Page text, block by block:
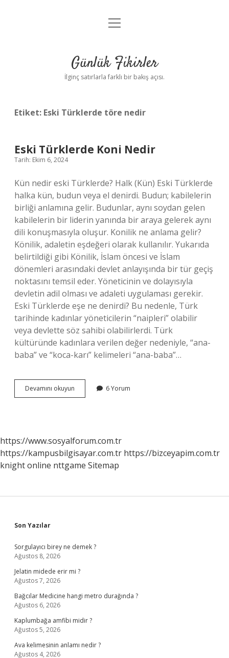
Anasayfa
Yasal Uyarı
menüyü
Günlük Fikirler
İlginç satırlarla farklı bir bakış açısı.
Etiket: Eski Türklerde töre nedir
Eski Türklerde Koni Nedir
Tarih: Ekim 6, 2024
Kün nedir eski Türklerde? Halk (Kün) Eski Türklerde
halka kün, budun veya el denirdi. Budun; kabilelerin
birliği anlamına gelir. Budunlar, aynı soydan gelen
kabilelerin bir liderin yanında bir araya gelerek aynı
dili konuşmasıyla oluşur. Konilik ne anlama gelir?
Könilik, adaletin eşdeğeri olarak kullanılır. Yukarıda
belirtildiği gibi Könilik, İslam öncesi ve İslam
dönemleri arasındaki devlet anlayışında bir tür geçiş
noktasını temsil eder. Yöneticinin ve dolayısıyla
devletin adil olması ve adaleti uygulaması gerekir.
Eski Türklerde eşe ne denirdi? Bu nedenle, Türk
tarihinde kadınlar yöneticilerin “naipleri” olabilir
veya devlette söz sahibi olabilirlerdi. Türk
kültüründe kadınlara verilen değer nedeniyle, “ana-
baba” ve “koca-karı” kelimeleri “ana-baba”…
Devamını okuyun
Türklerde
6 Yorum
https://www.sosyalforum.com.tr
https://kampusbilgisayar.com.tr https://bizceyapim.com.tr
knight online nttgame Sitemap
Sidebar
Son Yazılar
Sorgulayıcı birey ne demek ?
Ağustos 8, 2026
Jelatin midede erir mi ?
Ağustos 7, 2026
Bağcılar Medicine hangi metro durağında ?
Ağustos 6, 2026
Kaplumbağa amfibi midir ?
Ağustos 5, 2026
Ava kelimesinin anlamı nedir ?
Ağustos 4, 2026